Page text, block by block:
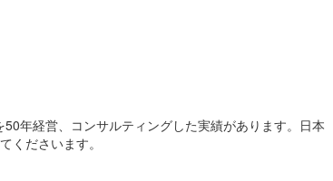
年経営、コンサルティングした実績があります。日本
くださいます。